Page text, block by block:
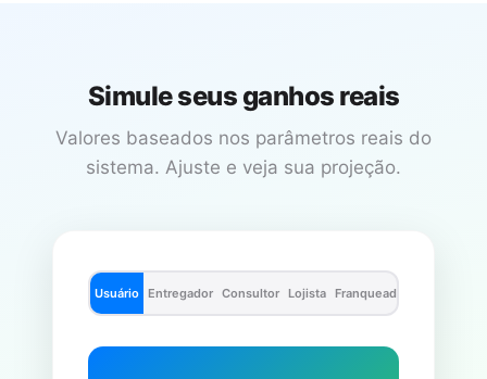
Simule seus ganhos reais
Valores baseados nos parâmetros reais do
sistema. Ajuste e veja sua projeção.
Usuário Entregador Consultor Lojista Franqueado